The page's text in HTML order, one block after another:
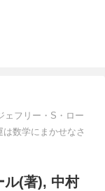
ェフリー・S・ロー
数学にまかせなさ
ル(著), 中村